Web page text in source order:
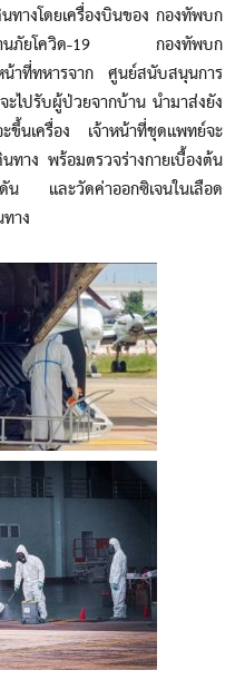
โดยเครื่องบินของ กองทัพบก
นต้านภัยโควิด-19 กองทัพบก
าที่ทหารจาก ศูนย์สนับสนุนการ
ไปรับผู้ป่วยจากบ้าน นำมาส่งยัง
นเครื่อง เจ้าหน้าที่ชุดแพทย์จะ
ทาง พร้อมตรวจร่างกายเบื้องต้น
และวัดค่าออกซิเจนในเลือด
าง